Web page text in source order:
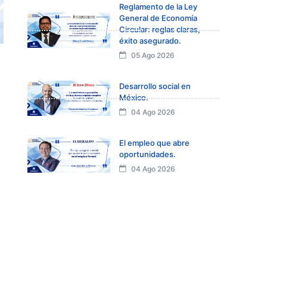
Reglamento de la Ley
General de Economía
Circular: reglas claras,
éxito asegurado.
05 Ago 2026
Desarrollo social en
México.
04 Ago 2026
El empleo que abre
oportunidades.
04 Ago 2026